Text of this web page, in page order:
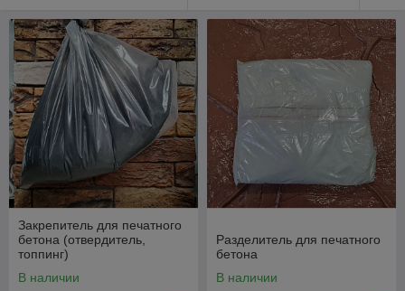
Закрепитель для печатного
бетона (отвердитель,
топпинг)
В наличии
Разделитель для печатного
бетона
В наличии